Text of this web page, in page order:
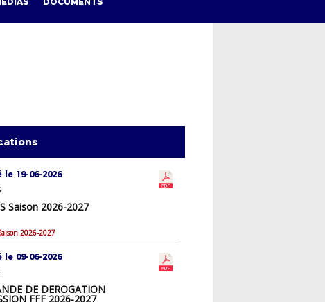
le 19-06-2026
Saison 2026-2027
2026-2027
le 09-06-2026
DE DEROGATION
FFF 2026-2027